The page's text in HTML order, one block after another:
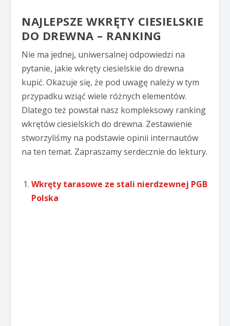
NAJLEPSZE WKRĘTY CIESIELSKIE
DO DREWNA – RANKING
Nie ma jednej, uniwersalnej odpowiedzi na
pytanie, jakie wkręty ciesielskie do drewna
kupić. Okazuje się, że pod uwagę należy w tym
przypadku wziąć wiele różnych elementów.
Dlatego też powstał nasz kompleksowy ranking
wkrętów ciesielskich do drewna. Zestawienie
stworzyliśmy na podstawie opinii internautów
na ten temat. Zapraszamy serdecznie do lektury.
Wkręty tarasowe ze stali nierdzewnej PGB
Polska